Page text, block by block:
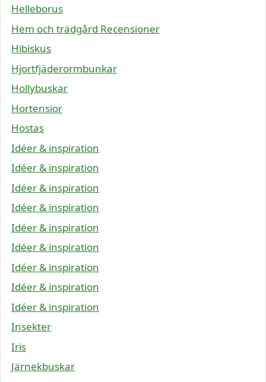
Helleborus
Hem och trädgård Recensioner
Hibiskus
Hjortfjäderormbunkar
Hollybuskar
Hortensior
Hostas
Idéer & inspiration
Idéer & inspiration
Idéer & inspiration
Idéer & inspiration
Idéer & inspiration
Idéer & inspiration
Idéer & inspiration
Idéer & inspiration
Idéer & inspiration
Insekter
Iris
Järnekbuskar